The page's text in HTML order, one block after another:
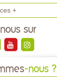
+
sur
-nous ?